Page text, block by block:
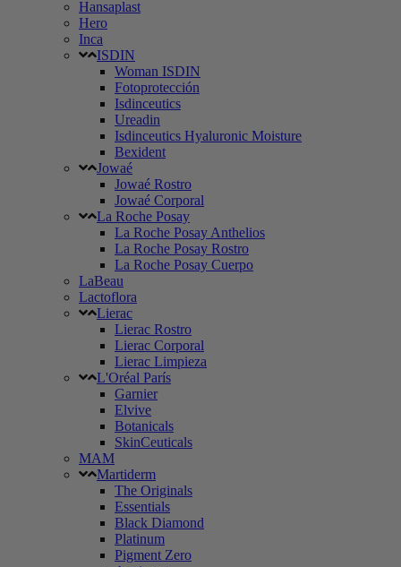
Hansaplast
Hero
Inca
ISDIN
Woman ISDIN
Fotoprotección
Isdinceutics
Ureadin
Isdinceutics Hyaluronic Moisture
Bexident
Jowaé
Jowaé Rostro
Jowaé Corporal
La Roche Posay
La Roche Posay Anthelios
La Roche Posay Rostro
La Roche Posay Cuerpo
LaBeau
Lactoflora
Lierac
Lierac Rostro
Lierac Corporal
Lierac Limpieza
L'Oréal París
Garnier
Elvive
Botanicals
SkinCeuticals
MAM
Martiderm
The Originals
Essentials
Black Diamond
Platinum
Pigment Zero